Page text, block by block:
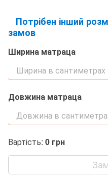
Потрібен інший
замов
Ширина матраца
Довжина матраца
Вартість: 0 грн